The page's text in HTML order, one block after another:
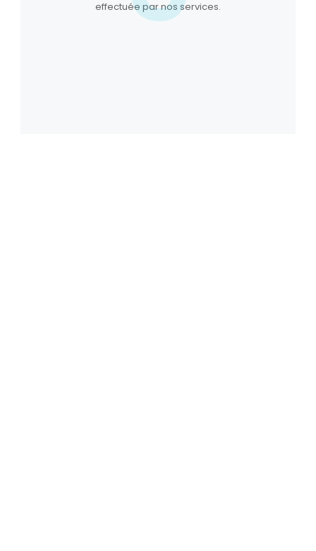
effectuée par nos services.